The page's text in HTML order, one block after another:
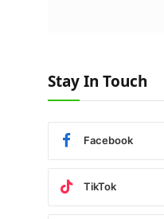
Stay In Touch
Facebook
TikTok